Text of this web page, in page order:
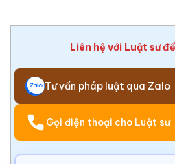
Liên hệ với Luật sư
Tư vấn pháp luật qua Zalo
Gọi điện thoại cho Luật sư